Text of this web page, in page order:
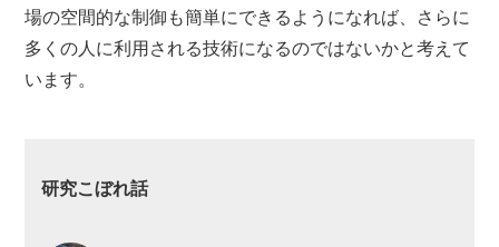
場の空間的な制御も簡単にできるようになれば、さらに
多くの人に利用される技術になるのではないかと考えて
います。
研究こぼれ話